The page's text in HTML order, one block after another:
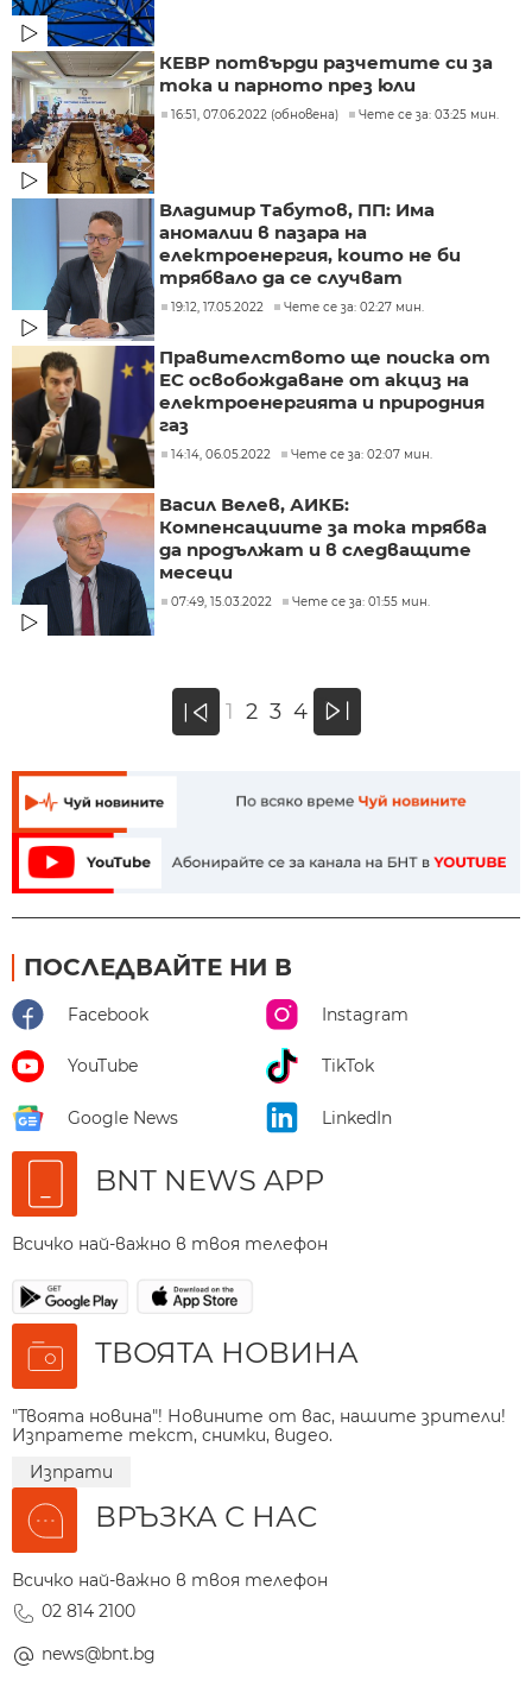
КЕВР потвърди разчетите си за
тока и парното през юли
16:51, 07.06.2022 (обновена) Чете се за: 03:25 мин.
Владимир Табутов, ПП: Има
аномалии в пазара на
електроенергия, които не би
трябвало да се случват
19:12, 17.05.2022 Чете се за: 02:27 мин.
Правителството ще поиска от
ЕС освобождаване от акциз на
електроенергията и природния
газ
14:14, 06.05.2022 Чете се за: 02:07 мин.
Васил Велев, АИКБ:
Компенсациите за тока трябва
да продължат и в следващите
месеци
07:49, 15.03.2022 Чете се за: 01:55 мин.
« 1 2 3 4 »
ПОСЛЕДВАЙТЕ НИ В
Facebook Instagram
YouTube TikTok
Google News LinkedIn
BNT NEWS APP
Всичко най-важно в твоя телефон
ТВОЯТА НОВИНА
"Твоята новина"! Новините от вас, нашите зрители!
Изпратете текст, снимки, видео.
Изпрати
ВРЪЗКА С НАС
Всичко най-важно в твоя телефон
02 814 2100
news@bnt.bg